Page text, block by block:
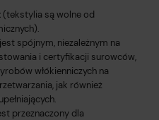
są wolne od
spójnym, niezależnym na
i certyfikacji surowców,
włókienniczych na
jak również
przeznaczony dla